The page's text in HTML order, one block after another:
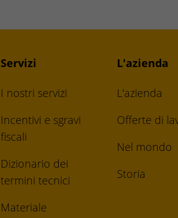
Servizi
I nostri servizi
Incentivi e sgravi
fiscali
Dizionario dei
termini tecnici
Materiale
L'azienda
L'azienda
Offerte di
Nel mondo
Storia